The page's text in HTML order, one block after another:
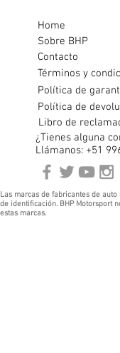
Home
Sobre BHP
Contacto
Términos y
Política de
Política de
Libro de
¿Tienes alguna
Llámanos: +51
Las marcas de fabricantes de
de identificación. BHP Motorsport
estas marcas.